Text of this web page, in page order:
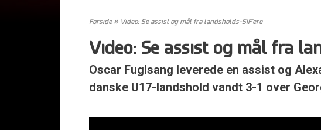
Forside» Video: Se assist og mål fra landsholds-SIF’ere
Video: Se assist og mål fra
Oscar Fuglsang leverede en assist og
danske U17-landshold vandt 3-1 over